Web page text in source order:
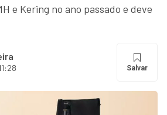
e Kering no ano passado e deve
Salvar